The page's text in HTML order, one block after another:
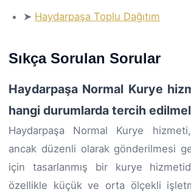
➤ Haydarpaşa Toplu Dağıtım
Sıkça Sorulan Sorular
Haydarpaşa Normal Kurye
hangi durumlarda tercih
Haydarpaşa Normal Kurye
ancak düzenli olarak gönderilmesi
için tasarlanmış bir kurye
özellikle küçük ve orta ölçekli